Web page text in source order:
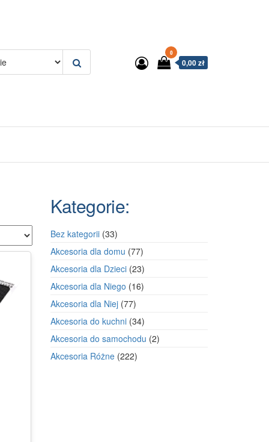
0
0,00 zł
Kategorie:
Bez kategorii 3333
produkty
Akcesoria dla domu 7777
produktów
Akcesoria dla Dzieci 2323
produkty
Akcesoria dla Niego 1616
Akcesoria dla Niej 7777
produktów
Akcesoria do kuchni 3434
produkty
Akcesoria do samochodu 22
Akcesoria Różne 222222